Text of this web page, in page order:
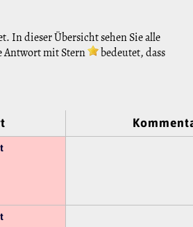
In dieser Übersicht sehen Sie alle
Antwort mit Stern
bedeutet, dass